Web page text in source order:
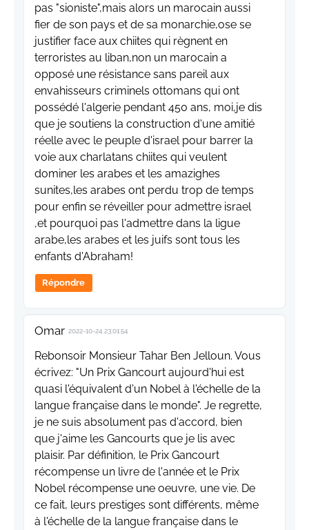
pas "sioniste",mais alors un marocain aussi
fier de son pays et de sa monarchie,ose se
justifier face aux chiites qui règnent en
terroristes au liban,non un marocain a
opposé une résistance sans pareil aux
envahisseurs criminels ottomans qui ont
possédé l'algerie pendant 450 ans, moi,je dis
que je soutiens la construction d'une amitié
réelle avec le peuple d'israel pour barrer la
voie aux charlatans chiites qui veulent
dominer les arabes et les amazighes
sunites,les arabes ont perdu trop de temps
pour enfin se réveiller pour admettre israel
,et pourquoi pas l'admettre dans la ligue
arabe,les arabes et les juifs sont tous les
enfants d'Abraham!
Répondre
Omar 2022-10-24 23:01:54
Rebonsoir Monsieur Tahar Ben Jelloun. Vous
écrivez: "Un Prix Gancourt aujourd'hui est
quasi l'équivalent d'un Nobel à l'échelle de la
langue française dans le monde". Je regrette,
je ne suis absolument pas d'accord, bien
que j'aime les Gancourts que je lis avec
plaisir. Par définition, le Prix Gancourt
récompense un livre de l'année et le Prix
Nobel récompense une oeuvre, une vie. De
ce fait, leurs prestiges sont différents, même
à l'échelle de la langue française dans le